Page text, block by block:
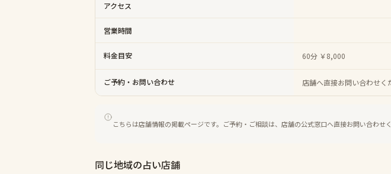
アクセス
営業時間
料金目安 60分 ￥8,000
ご予約・お問い合わせ 店舗へ直接お問い合わせく
こちらは店舗情報の掲載ページです。ご予約・ご相談は、店舗の公式窓口へ直接お問い合わせ
同じ地域の占い店舗